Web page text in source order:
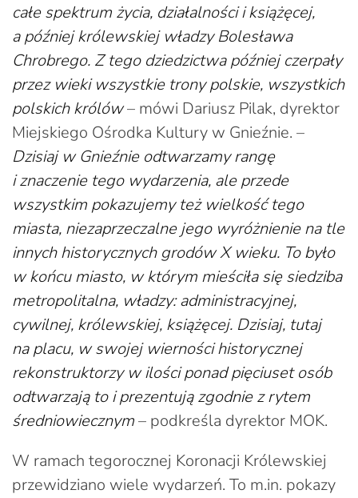
całe spektrum życia, działalności i książęcej,
a później królewskiej władzy Bolesława
Chrobrego. Z tego dziedzictwa później czerpały
przez wieki wszystkie trony polskie, wszystkich
polskich królów– mówi Dariusz Pilak, dyrektor
Miejskiego Ośrodka Kultury w Gnieźnie. –
Dzisiaj w Gnieźnie odtwarzamy rangę
i znaczenie tego wydarzenia, ale przede
wszystkim pokazujemy też wielkość tego
miasta, niezaprzeczalne jego wyróżnienie na tle
innych historycznych grodów X wieku. To było
w końcu miasto, w którym mieściła się siedziba
metropolitalna, władzy: administracyjnej,
cywilnej, królewskiej, książęcej. Dzisiaj, tutaj
na placu, w swojej wierności historycznej
rekonstruktorzy w ilości ponad pięciuset osób
odtwarzają to i prezentują zgodnie z rytem
średniowiecznym– podkreśla dyrektor MOK.
W ramach tegorocznej Koronacji Królewskiej
przewidziano wiele wydarzeń. To m.in. pokazy